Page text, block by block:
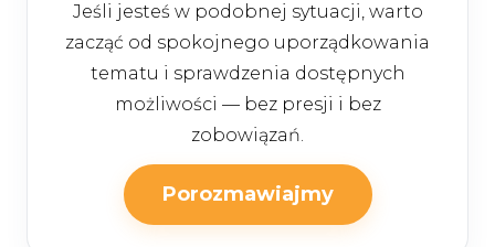
Jeśli jesteś w podobnej sytuacji, warto
zacząć od spokojnego uporządkowania
tematu i sprawdzenia dostępnych
możliwości — bez presji i bez
zobowiązań.
Porozmawiajmy